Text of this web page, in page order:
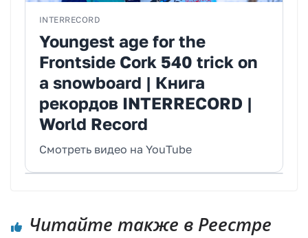
INTERRECORD
Youngest age for the
Frontside Cork 540 trick on
a snowboard | Книга
рекордов INTERRECORD |
World Record
Смотреть видео на YouTube
Читайте также в Реестре